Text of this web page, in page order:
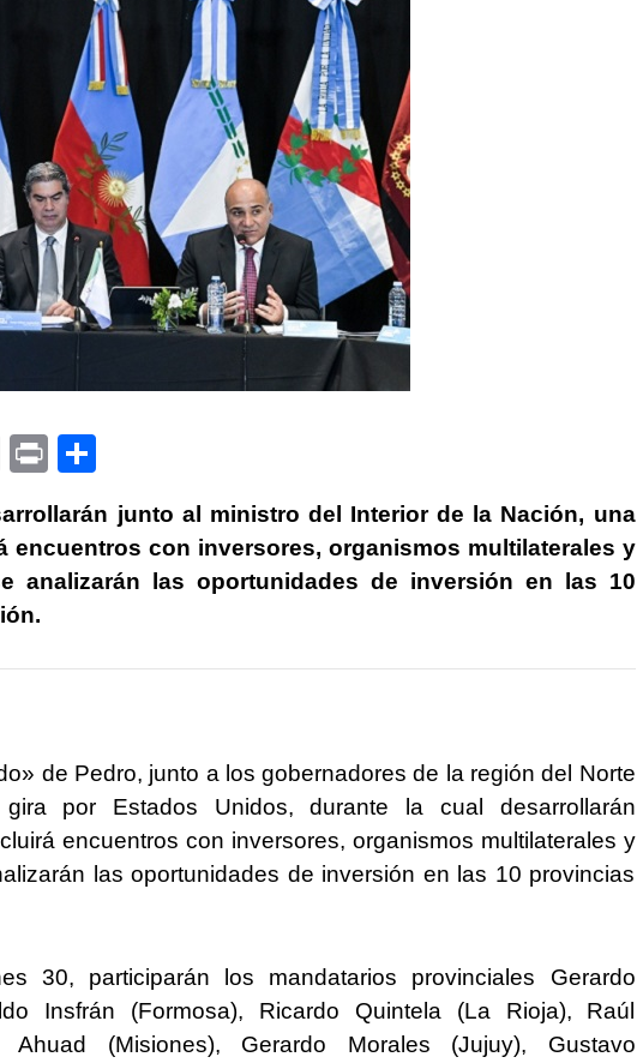
E
ail
P
nt m
p
junto al ministro del Interior de la Nación, una
encuentros con inversores, organismos multilaterales y
analizarán las oportunidades de inversión en las 10
de Pedro, junto a los gobernadores de la región del Norte
por Estados Unidos, durante la cual desarrollarán
encuentros con inversores, organismos multilaterales y
las oportunidades de inversión en las 10 provincias
30, participarán los mandatarios provinciales Gerardo
Insfrán (Formosa), Ricardo Quintela (La Rioja), Raúl
(Misiones), Gerardo Morales (Jujuy), Gustavo